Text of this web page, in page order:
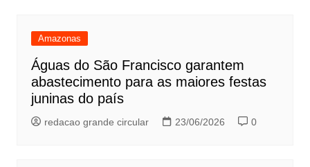
Amazonas
Águas do São Francisco garantem
abastecimento para as maiores festas
juninas do país
redacao grande circular 23/06/2026 0